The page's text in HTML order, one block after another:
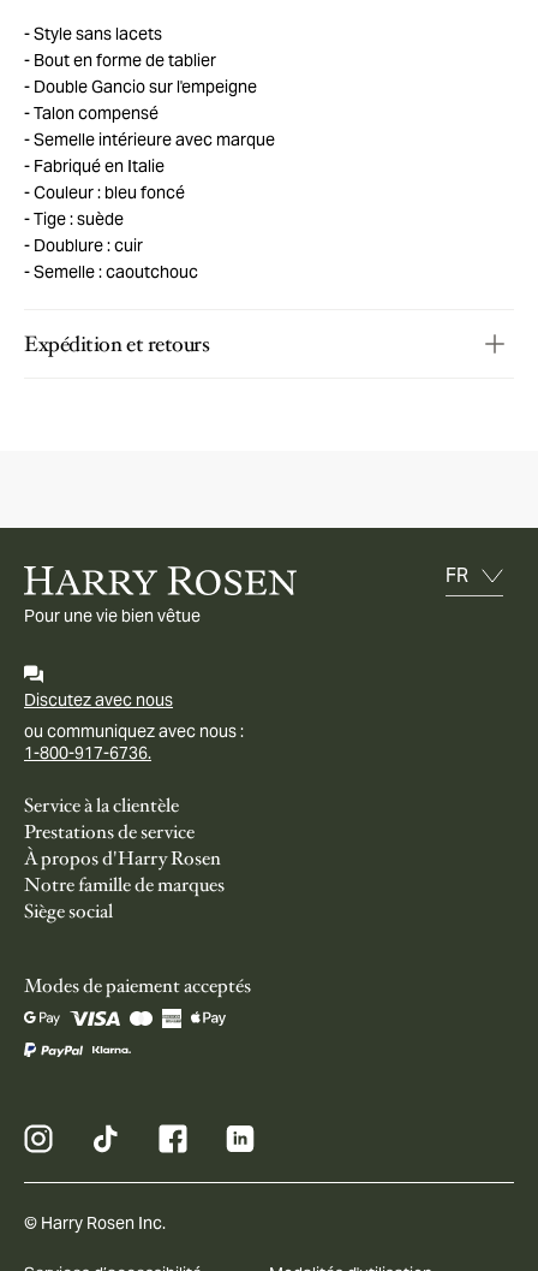
Style sans lacets
Bout en forme de tablier
Double Gancio sur l'empeigne
Talon compensé
Semelle intérieure avec marque
Fabriqué en Italie
Couleur : bleu foncé
Tige : suède
Doublure : cuir
Semelle : caoutchouc
Expédition et retours
Pour une vie bien vêtue
Discutez avec nous
ou communiquez avec nous :
1-800-917-6736.
Service à la clientèle
Prestations de service
À propos d'Harry Rosen
Notre famille de marques
Siège social
Modes de paiement acceptés
© Harry Rosen Inc.